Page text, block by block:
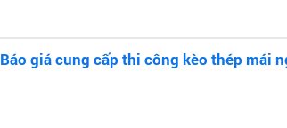
Báo giá cung cấp thi công kèo thép mái